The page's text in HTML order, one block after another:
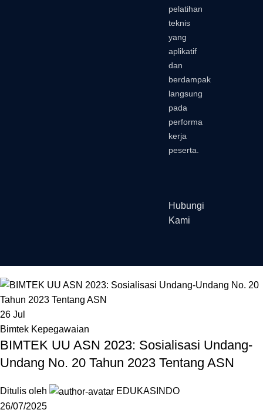
pelatihan
teknis
yang
aplikatif
dan
berdampak
langsung
pada
performa
kerja
peserta.
Hubungi
Kami
26 Jul
Bimtek Kepegawaian
BIMTEK UU ASN 2023: Sosialisasi Undang-
Undang No. 20 Tahun 2023 Tentang ASN
Ditulis oleh
EDUKASINDO
26/07/2025